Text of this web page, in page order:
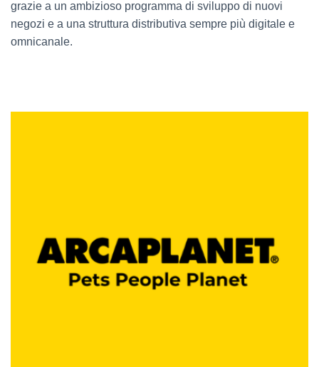
grazie a un ambizioso programma di sviluppo di nuovi
negozi e a una struttura distributiva sempre più digitale e
omnicanale.